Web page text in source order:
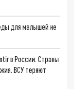
для малышей не
в России. Страны
ВСУ теряют